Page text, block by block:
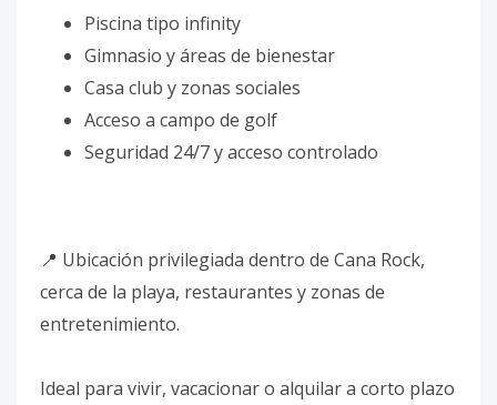
Piscina tipo infinity
Gimnasio y áreas de bienestar
Casa club y zonas sociales
Acceso a campo de golf
Seguridad 24/7 y acceso controlado
📍 Ubicación privilegiada dentro de Cana Rock,
cerca de la playa, restaurantes y zonas de
entretenimiento.
Ideal para vivir, vacacionar o alquilar a corto plazo